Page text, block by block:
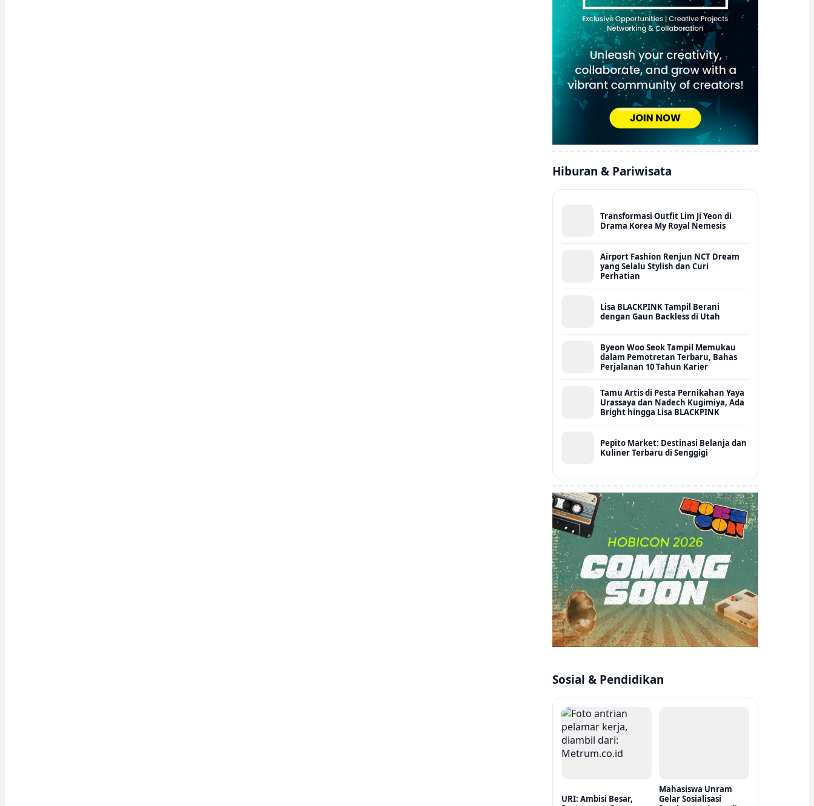
Hiburan & Pariwisata
Transformasi Outfit Lim Ji Yeon di
Drama Korea My Royal Nemesis
Airport Fashion Renjun NCT Dream
yang Selalu Stylish dan Curi
Perhatian
Lisa BLACKPINK Tampil Berani
dengan Gaun Backless di Utah
Byeon Woo Seok Tampil Memukau
dalam Pemotretan Terbaru, Bahas
Perjalanan 10 Tahun Karier
Tamu Artis di Pesta Pernikahan Yaya
Urassaya dan Nadech Kugimiya, Ada
Bright hingga Lisa BLACKPINK
Pepito Market: Destinasi Belanja dan
Kuliner Terbaru di Senggigi
Sosial & Pendidikan
URI: Ambisi Besar,
Mahasiswa Unram
Gelar Sosialisasi